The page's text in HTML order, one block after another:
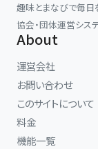
趣味とまなびで毎日
協会・団体運営シス
About
運営会社
お問い合わせ
このサイトについて
料金
機能一覧